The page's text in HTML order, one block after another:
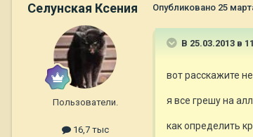
Селунская Ксения
Пользователи.
16,7 тыс
Опубликовано 25
В 25.03.2013 в
вот расскажите не
я все грешу на
как определить